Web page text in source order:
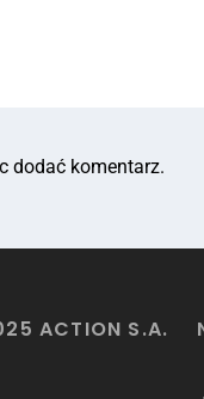
dodać komentarz.
ACTION S.A.